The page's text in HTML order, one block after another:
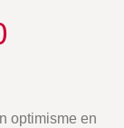
optimisme en